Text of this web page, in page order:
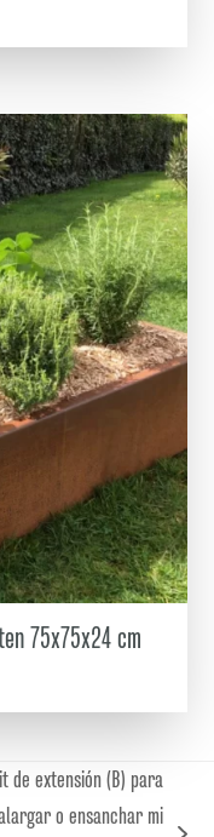
75x75x24 cm
de extensión (B) para
o ensanchar mi